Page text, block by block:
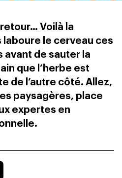
Voilà la
le cerveau ces
avant de sauter la
que l’herbe est
de l’autre côté. Allez,
paysagères, place
expertes en